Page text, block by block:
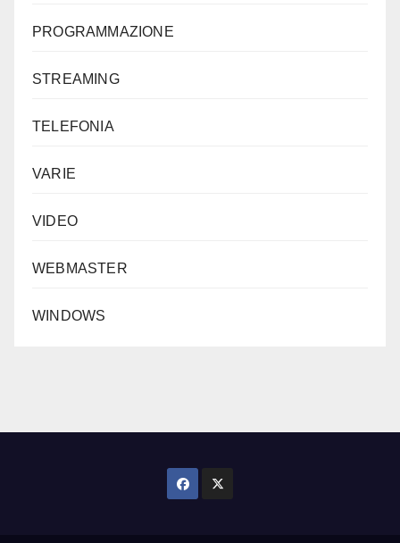
PROGRAMMAZIONE
STREAMING
TELEFONIA
VARIE
VIDEO
WEBMASTER
WINDOWS